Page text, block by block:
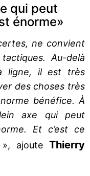
qui peut
énorme»
ne convient
Au-delà
ligne, il est très
des choses très
bénéfice. À
axe qui peut
Et c’est ce
ajouteThierry